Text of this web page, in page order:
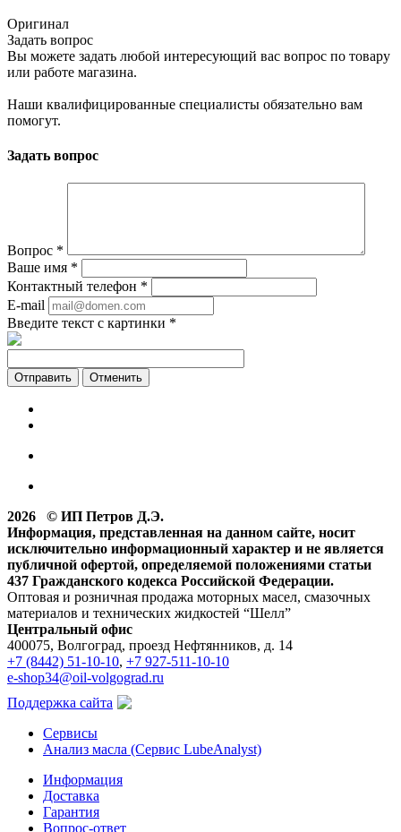
Оригинал
Задать вопрос
Вы можете задать любой интересующий вас вопрос по товару
или работе магазина.
Наши квалифицированные специалисты обязательно вам
помогут.
Задать вопрос
Вопрос *
Ваше имя *
Контактный телефон *
E-mail
Введите текст с картинки *
Отменить
2026 © ИП Петров Д.Э.
Информация, представленная на данном сайте, носит
исключительно информационный характер и не является
публичной офертой, определяемой положениями статьи
437 Гражданского кодекса Российской Федерации.
Оптовая и розничная продажа моторных масел, смазочных
материалов и технических жидкостей “Шелл”
Центральный офис
400075, Волгоград, проезд Нефтянников, д. 14
+7 (8442) 51-10-10, +7 927-511-10-10
e-shop34@oil-volgograd.ru
Поддержка сайта
Сервисы
Анализ масла (Сервис LubeAnalyst)
Информация
Доставка
Гарантия
Вопрос-ответ